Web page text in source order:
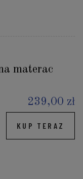
materac
239,00 zł
KUP TERAZ